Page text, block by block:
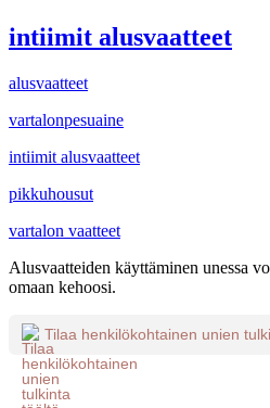
intiimit alusvaatteet
alusvaatteet
vartalonpesuaine
intiimit alusvaatteet
pikkuhousut
vartalon vaatteet
Alusvaatteiden käyttäminen unessa
omaan kehoosi.
Tilaa henkilökohtainen unien